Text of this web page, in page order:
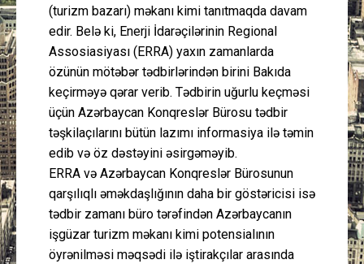
(turizm bazarı) məkanı kimi tanıtmaqda davam
edir. Belə ki, Enerji İdarəçilərinin Regional
Assosiasiyası (ERRA) yaxın zamanlarda
özünün mötəbər tədbirlərindən birini Bakıda
keçirməyə qərar verib. Tədbirin uğurlu keçməsi
üçün Azərbaycan Konqreslər Bürosu tədbir
təşkilaçılarını bütün lazımı informasiya ilə təmin
edib və öz dəstəyini əsirgəməyib.
ERRA və Azərbaycan Konqreslər Bürosunun
qarşılıqlı əməkdaşlığının daha bir göstəricisi isə
tədbir zamanı büro tərəfindən Azərbaycanın
işgüzar turizm məkanı kimi potensialının
öyrənilməsi məqsədi ilə iştirakçılar arasında